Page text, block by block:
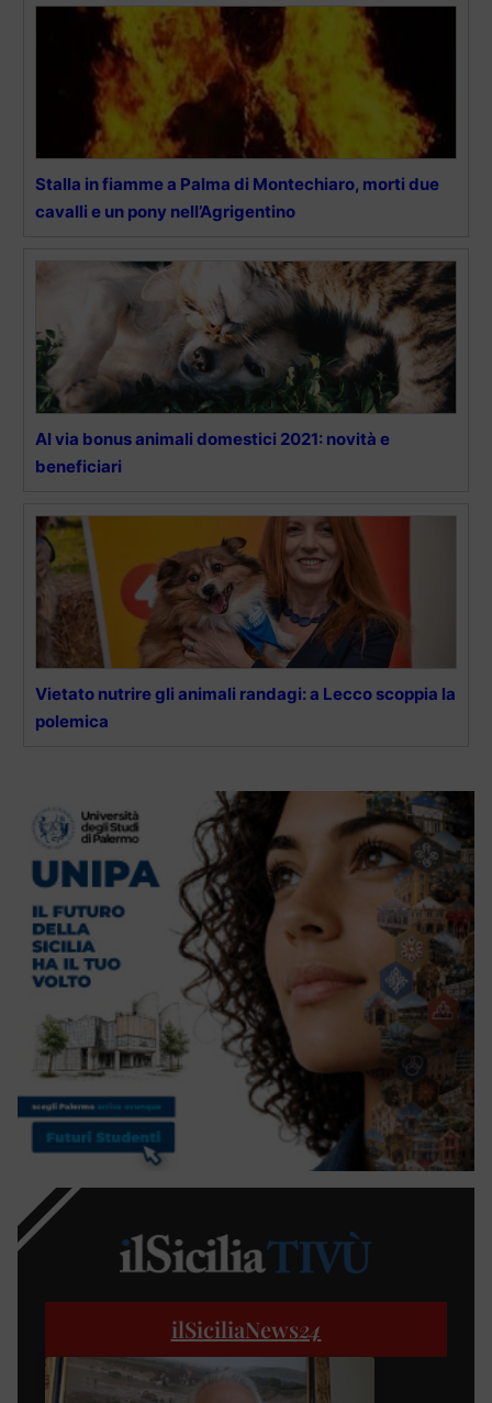
Stalla in fiamme a Palma di Montechiaro, morti due
cavalli e un pony nell’Agrigentino
Al via bonus animali domestici 2021: novità e
beneficiari
Vietato nutrire gli animali randagi: a Lecco scoppia la
polemica
ilSiciliaNews24